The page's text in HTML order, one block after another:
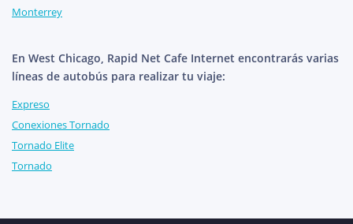
Monterrey
En West Chicago, Rapid Net Cafe Internet encontrarás varias
líneas de autobús para realizar tu viaje:
Expreso
Conexiones Tornado
Tornado Elite
Tornado